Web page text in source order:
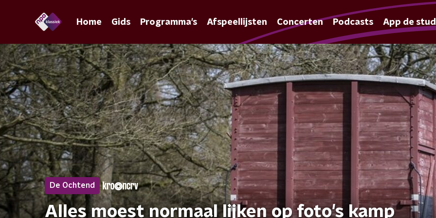
Home Gids Programma's Afspeellijsten Concerten Podcasts App de
De Ochtend
Alles moest normaal lijken op foto's kamp